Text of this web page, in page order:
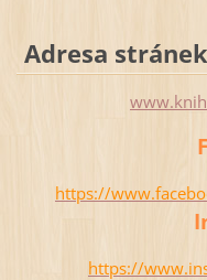
Adresa
https://
https://